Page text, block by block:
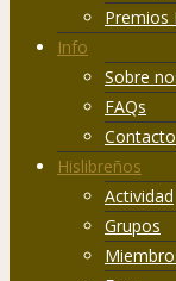
Premios
Info
Sobre
FAQs
Contacto
Hislibreños
Actividad
Grupos